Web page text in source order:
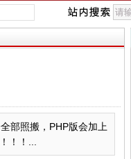
部照搬，PHP版会加上
！！...